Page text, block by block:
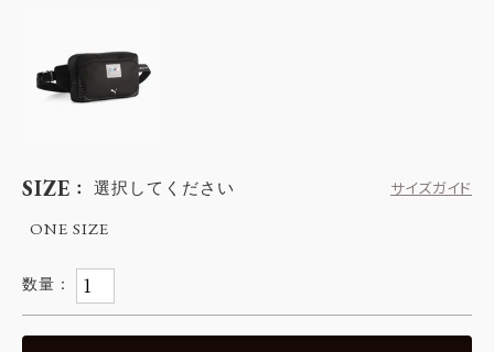
SIZE 選択してください
サイズガイド
ONE SIZE